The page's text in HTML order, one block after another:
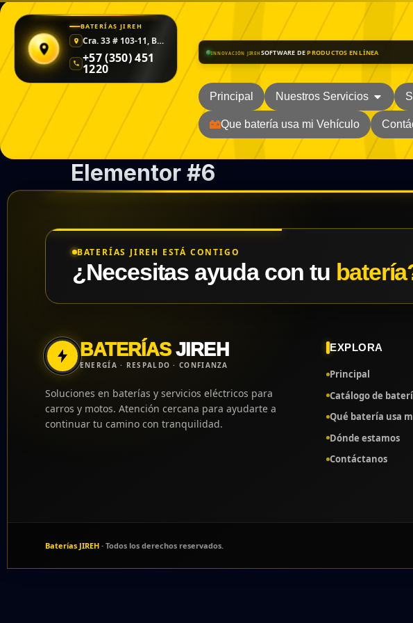
BATERÍAS JIREH
Cra. 33 # 103-11, Barrio Caldas
+57 (350) 451
1220
INNOVACIÓN JIREH SOFTWARE DEPRODUCTOS EN LÍNEA
Principal Nuestros Servicios
Que batería usa mi Vehículo
Elementor #6
BATERÍAS JIREH ESTÁ CONTIGO
¿Necesitas ayuda con tu
BATERÍASJIREH
ENERGÍA · RESPALDO · CONFIANZA
Soluciones en baterías y servicios eléctricos para
carros y motos. Atención cercana para ayudarte a
continuar tu camino con tranquilidad.
EXPLORA
Principal
Catálogo de
Qué batería usa
Dónde estamos
Contáctanos
Baterías JIREH· Todos los derechos reservados.